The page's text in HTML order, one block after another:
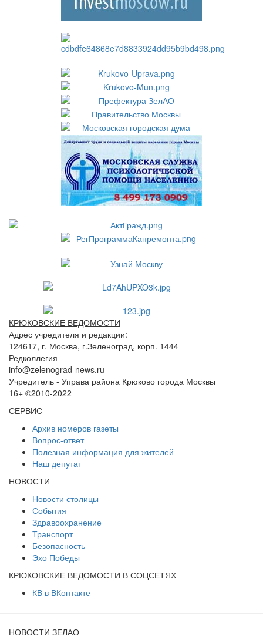
КРЮКОВСКИЕ ВЕДОМОСТИ
Адрес учредителя и редакции:
124617, г. Москва, г.Зеленоград, корп. 1444
Редколлегия
info@zelenograd-news.ru
Учредитель - Управа района Крюково города Москвы
16+ ©2010-2022
СЕРВИС
Архив номеров газеты
Вопрос-ответ
Полезная информация для жителей
Наш депутат
НОВОСТИ
Новости столицы
События
Здравоохранение
Транспорт
Безопасность
Эхо Победы
КРЮКОВСКИЕ ВЕДОМОСТИ В СОЦСЕТЯХ
КВ в ВКонтакте
НОВОСТИ ЗЕЛАО